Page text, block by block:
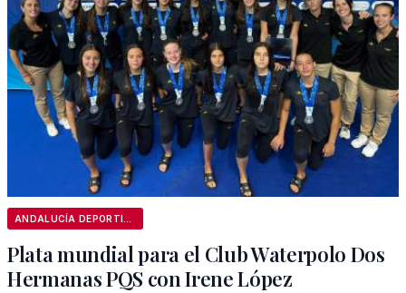
Plata mundial para el Club Waterpolo Dos
Hermanas PQS con Irene López